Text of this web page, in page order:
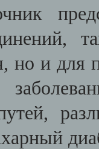
но и для